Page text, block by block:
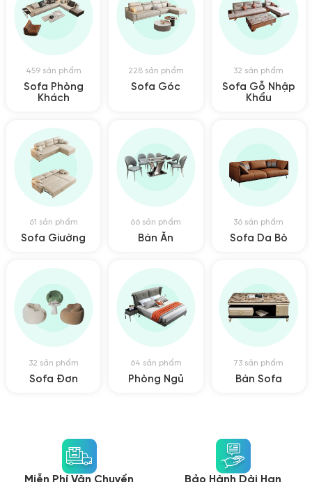
459 sản phẩm
Sofa Phòng
Khách
228 sản phẩm
Sofa Góc
32 sản phẩm
Sofa Gỗ Nhập
Khẩu
61 sản phẩm
Sofa Giường
66 sản phẩm
Bàn Ăn
36 sản phẩm
Sofa Da Bò
32 sản phẩm
Sofa Đơn
64 sản phẩm
Phòng Ngủ
73 sản phẩm
Bàn Sofa
Miễn Phí Vận Chuyển Bảo Hành Dài Hạn